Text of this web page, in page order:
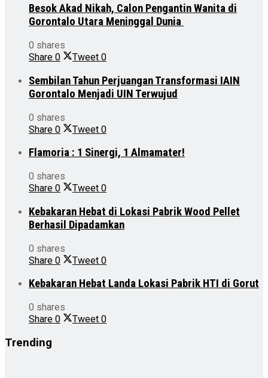
Besok Akad Nikah, Calon Pengantin Wanita di
Gorontalo Utara Meninggal Dunia
0 shares
Share 0 Tweet 0
Sembilan Tahun Perjuangan Transformasi IAIN
Gorontalo Menjadi UIN Terwujud
0 shares
Share 0 Tweet 0
Flamoria : 1 Sinergi, 1 Almamater!
0 shares
Share 0 Tweet 0
Kebakaran Hebat di Lokasi Pabrik Wood Pellet
Berhasil Dipadamkan
0 shares
Share 0 Tweet 0
Kebakaran Hebat Landa Lokasi Pabrik HTI di Gorut
0 shares
Share 0 Tweet 0
Trending